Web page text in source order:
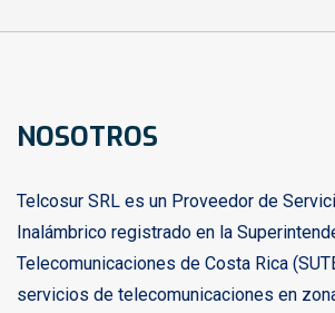
NOSOTROS
Telcosur SRL es un Proveedor de
Inalámbrico registrado en la
Telecomunicaciones de Costa Rica
servicios de telecomunicaciones en